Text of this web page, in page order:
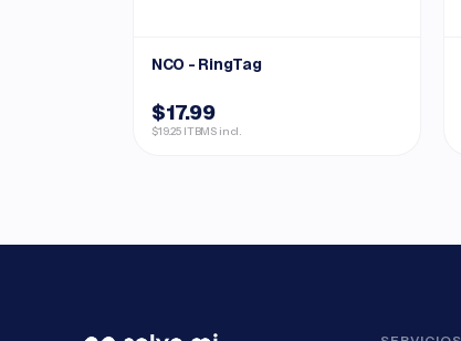
NCO - RingTag
$17.99
$19.25 ITBMS incl.